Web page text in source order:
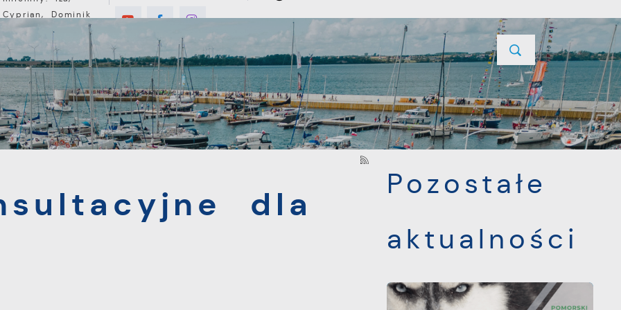
Cyprian, Dominik
MIESZKANIEC TURYSTYKA INWESTYCJE PROJEKTY UNIJNE KONTAKT
dla mieszkańców POPRZEDNI NASTĘPNY
dla
Pozostałe
aktualności